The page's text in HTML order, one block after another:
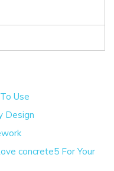
Use
Design
concrete5 For Your